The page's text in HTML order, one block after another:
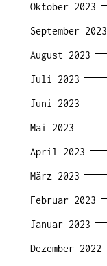
Oktober 2023
September 2023
August 2023
Juli 2023
Juni 2023
Mai 2023
April 2023
März 2023
Februar 2023
Januar 2023
Dezember 2022